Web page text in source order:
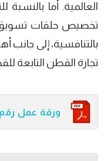
العالمية. أما
تخصيص حلقات تسويق
بالتنافسية، إلى
تجارة القطن التابعة
ورقة عمل رقم 64 باللغة الانجليزية